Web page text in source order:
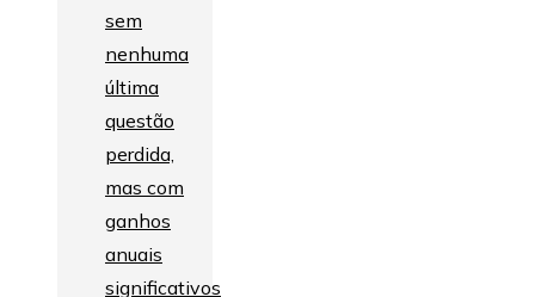
sem
nenhuma
última
questão
perdida,
mas com
ganhos
anuais
significativos